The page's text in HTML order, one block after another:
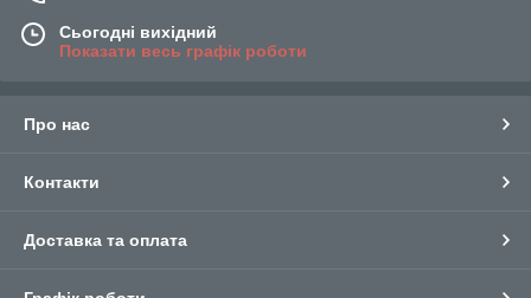
Сьогодні вихідний
Показати весь графік роботи
Про нас
Контакти
Доставка та оплата